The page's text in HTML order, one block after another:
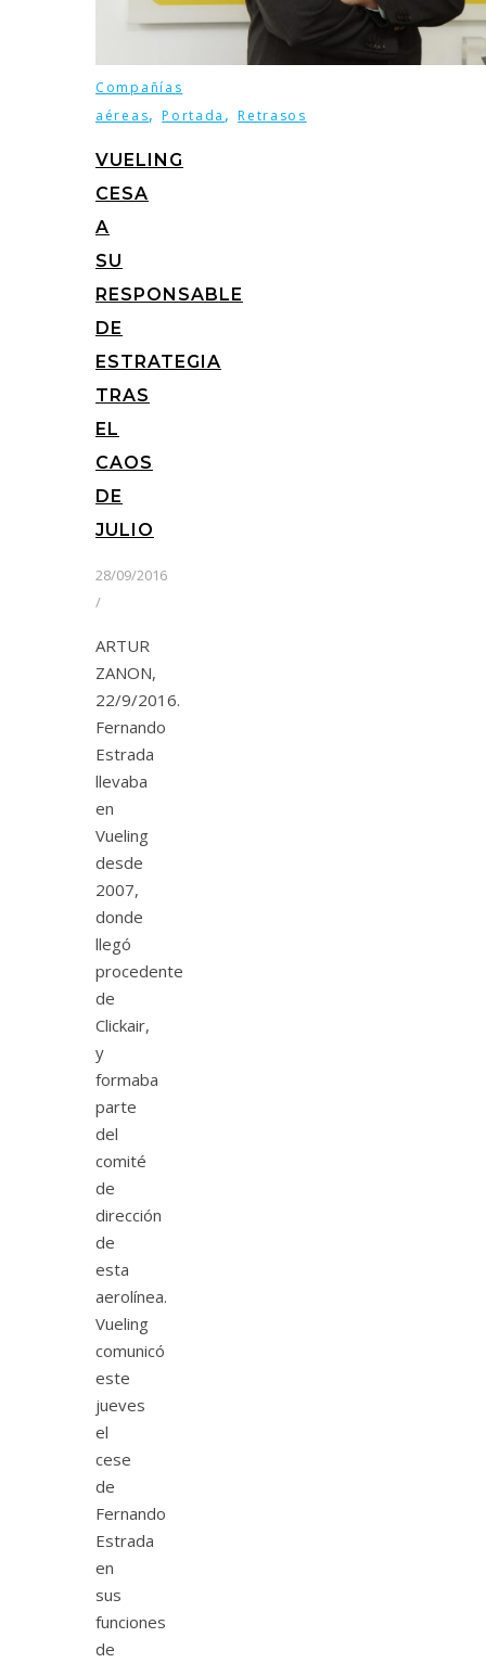
Compañías
aéreas,Portada ,Retrasos
VUELING
CESA
A
SU
RESPONSABLE
DE
ESTRATEGIA
TRAS
EL
CAOS
DE
JULIO
28/09/2016
/
ARTUR
ZANON,
22/9/2016.
Fernando
Estrada
llevaba
en
Vueling
desde
2007,
donde
llegó
procedente
de
Clickair,
y
formaba
parte
del
comité
de
dirección
de
esta
aerolínea.
Vueling
comunicó
este
jueves
el
cese
de
Fernando
Estrada
en
sus
funciones
de